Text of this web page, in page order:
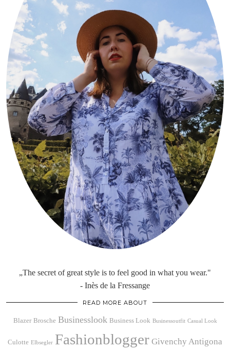
„The secret of great style is to feel good in what you wear."
- Inès de la Fressange
READ MORE ABOUT
Blazer Brosche Businesslook Business Look Businessoutfit Casual Look
Culotte Elbsegler Fashionblogger Givenchy Antigona